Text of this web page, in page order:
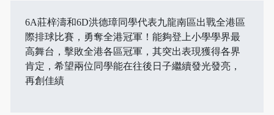
6A莊梓濤和6D洪德璋同學代表九龍南區出戰全港區
際排球比賽，勇奪全港冠軍！能夠登上小學學界最
高舞台，擊敗全港各區冠軍，其突出表現獲得各界
肯定，希望兩位同學能在往後日子繼續發光發亮，
再創佳績